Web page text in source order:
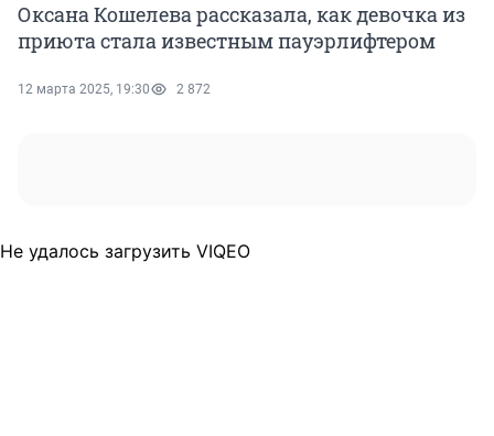
Оксана Кошелева рассказала, как девочка из
приюта стала известным пауэрлифтером
12 марта 2025, 19:30 2 872
Не удалось загрузить VIQEO